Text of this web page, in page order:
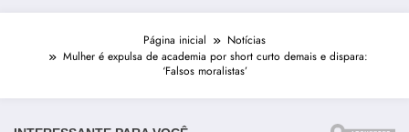
Página inicial
Notícias
Mulher é expulsa de academia por short curto demais e dispara:
‘Falsos moralistas’